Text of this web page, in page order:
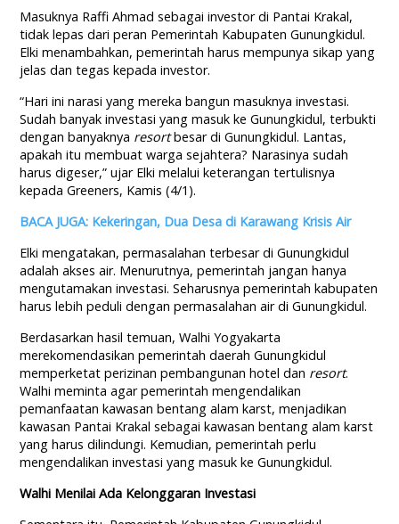
Masuknya Raffi Ahmad sebagai investor di Pantai Krakal,
tidak lepas dari peran Pemerintah Kabupaten Gunungkidul.
Elki menambahkan, pemerintah harus mempunya sikap yang
jelas dan tegas kepada investor.
“Hari ini narasi yang mereka bangun masuknya investasi.
Sudah banyak investasi yang masuk ke Gunungkidul, terbukti
dengan banyaknya resortbesar di Gunungkidul. Lantas,
apakah itu membuat warga sejahtera? Narasinya sudah
harus digeser,” ujar Elki melalui keterangan tertulisnya
kepada Greeners, Kamis (4/1).
BACA JUGA: Kekeringan, Dua Desa di Karawang Krisis Air
Elki mengatakan, permasalahan terbesar di Gunungkidul
adalah akses air. Menurutnya, pemerintah jangan hanya
mengutamakan investasi. Seharusnya pemerintah kabupaten
harus lebih peduli dengan permasalahan air di Gunungkidul.
Berdasarkan hasil temuan, Walhi Yogyakarta
merekomendasikan pemerintah daerah Gunungkidul
memperketat perizinan pembangunan hotel dan resort.
Walhi meminta agar pemerintah mengendalikan
pemanfaatan kawasan bentang alam karst, menjadikan
kawasan Pantai Krakal sebagai kawasan bentang alam karst
yang harus dilindungi. Kemudian, pemerintah perlu
mengendalikan investasi yang masuk ke Gunungkidul.
Walhi Menilai Ada Kelonggaran Investasi